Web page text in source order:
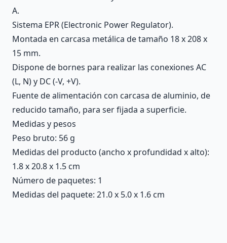
A.
Sistema EPR (Electronic Power Regulator).
Montada en carcasa metálica de tamaño 18 x 208 x
15 mm.
Dispone de bornes para realizar las conexiones AC
(L, N) y DC (-V, +V).
Fuente de alimentación con carcasa de aluminio, de
reducido tamaño, para ser fijada a superficie.
Medidas y pesos
Peso bruto: 56 g
Medidas del producto (ancho x profundidad x alto):
1.8 x 20.8 x 1.5 cm
Número de paquetes: 1
Medidas del paquete: 21.0 x 5.0 x 1.6 cm